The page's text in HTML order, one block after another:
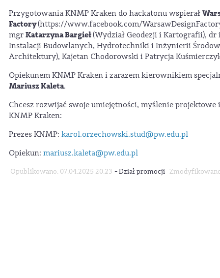
Przygotowania KNMP Kraken do hackatonu wspierał
Factory(https://www.facebook.com/
mgr Katarzyna Bargieł(Wydział Geodezji i Kartografii),
Instalacji Budowlanych, Hydrotechniki i Inżynierii
Architektury), Kajetan Chodorowski i Patrycja
Opiekunem KNMP Kraken i zarazem kierownikiem
Mariusz Kaleta.
Chcesz rozwijać swoje umiejętności, myślenie
KNMP Kraken:
Prezes KNMP: karol.orzechowski.stud@pw.edu.pl
Opiekun: mariusz.kaleta@pw.edu.pl
Opublikowano: 07.04.2025 20:23 -Dział promocji